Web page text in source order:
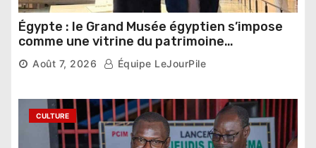
Égypte : le Grand Musée égyptien s’impose
comme une vitrine du patrimoine
pharaonique auprès des dirigeants
étrangers
Août 7, 2026 Équipe LeJourPile
CULTURE